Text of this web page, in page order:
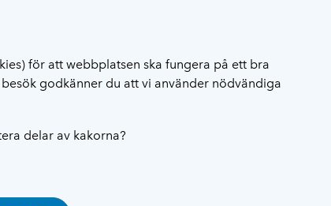
för att webbplatsen ska fungera på ett bra
godkänner du att vi använder nödvändiga
delar av kakorna?